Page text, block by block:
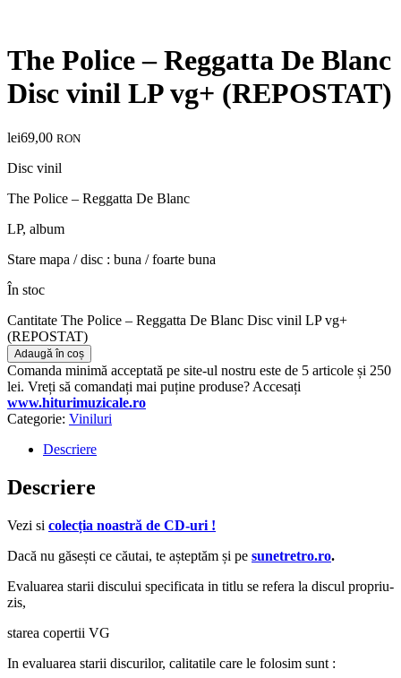
The Police – Reggatta De Blanc
Disc vinil LP vg+ (REPOSTAT)
lei69,00 RON
Disc vinil
The Police – Reggatta De Blanc
LP, album
Stare mapa / disc : buna / foarte buna
În stoc
Cantitate The Police – Reggatta De Blanc Disc vinil LP vg+
(REPOSTAT)
Adaugă în coș
Comanda minimă acceptată pe site-ul nostru este de 5 articole și 250
lei. Vreți să comandați mai puține produse? Accesați
www.hiturimuzicale.ro
Categorie: Viniluri
Descriere
Descriere
Vezi si colecția noastră de CD-uri !
Dacă nu găsești ce căutai, te așteptăm și pe sunetretro.ro.
Evaluarea starii discului specificata in titlu se refera la discul propriu-
zis,
starea copertii VG
In evaluarea starii discurilor, calitatile care le folosim sunt :